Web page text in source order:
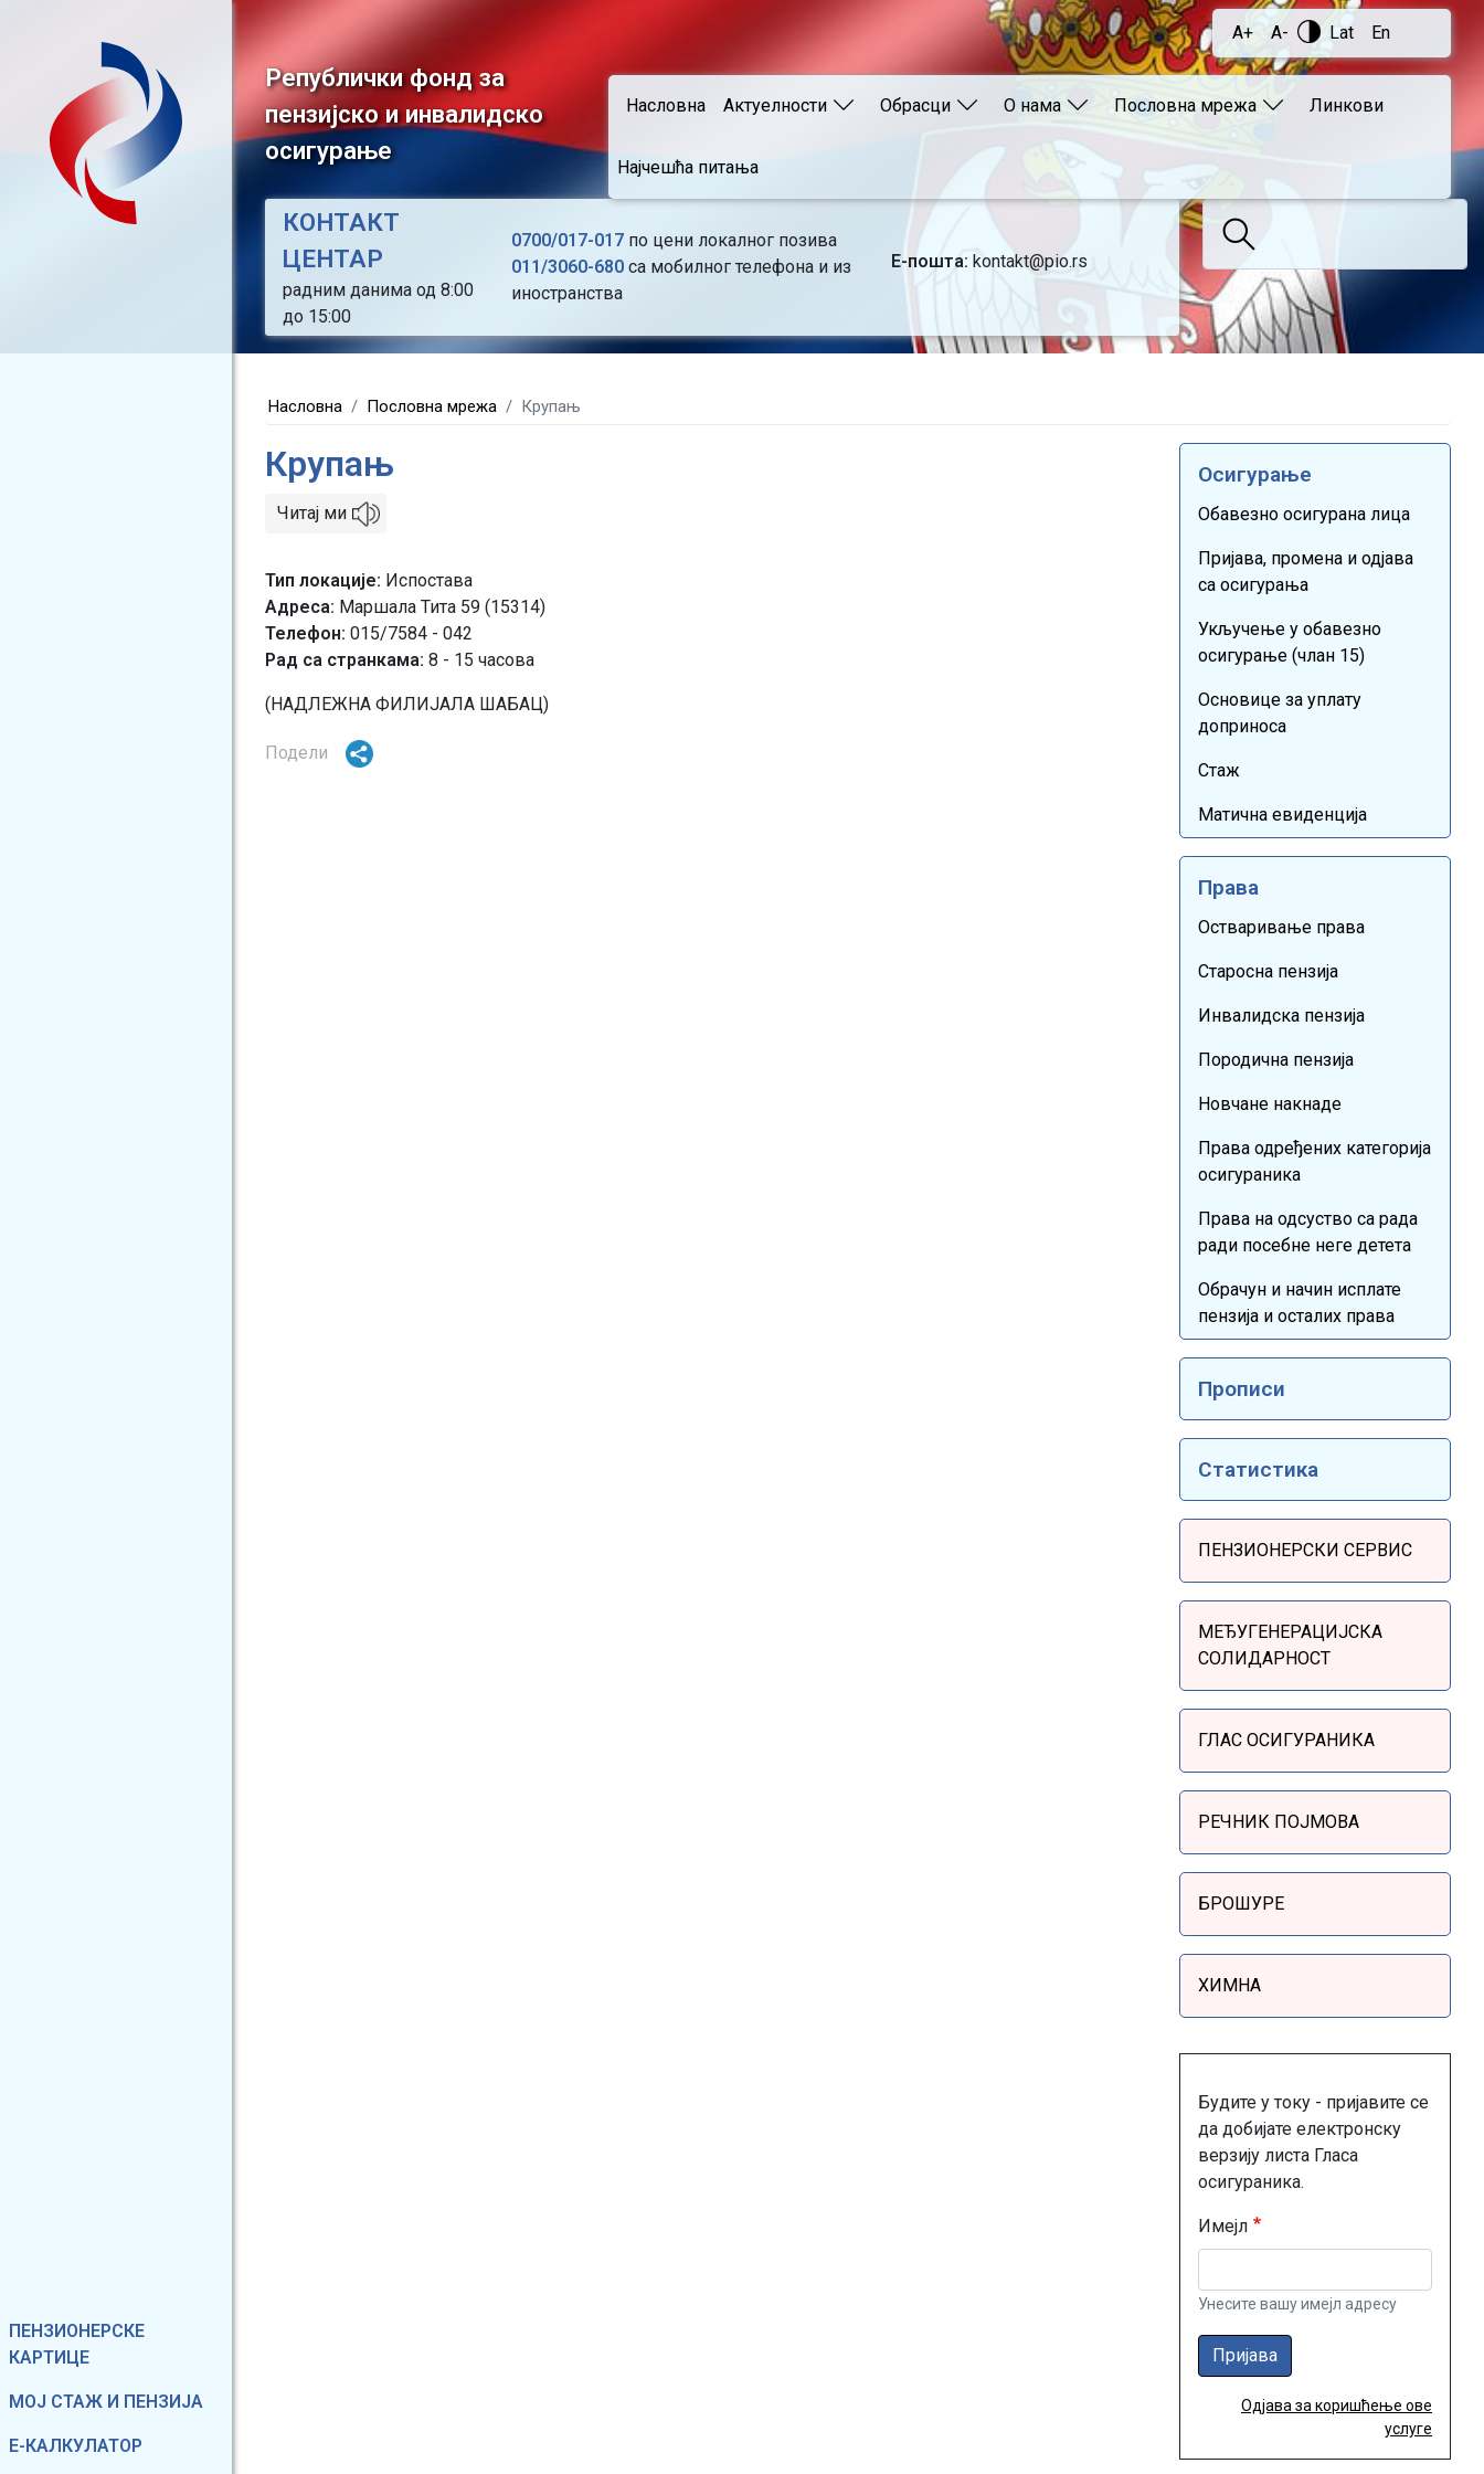
main
Фиксирани мени
ПЕНЗИОНЕРСКЕ
КАРТИЦЕ
МОЈ СТАЖ И ПЕНЗИЈА
Е-КАЛКУЛАТОР
Републички фонд за
пензијско и инвалидско
осигурање
A+ A- Lat En
Main navigation
Насловна Актуелности Обрасци О нама Пословна мрежа Линкови
Најчешћа питања
КОНТАКТ
ЦЕНТАР
радним данима од 8:00
до 15:00
0700/017-017по цени локалног позива
011/3060-680са мобилног телефона и из
иностранства
Е-пошта: kontakt@pio.rs
Насловна Пословна мрежа Крупањ
Крупањ
Читај ми
Тип локације Испостава
Адреса Маршала Тита 59 (15314)
Телефон 015/7584 - 042
Рад са странкама: 8 - 15 часова
(НАДЛЕЖНА ФИЛИЈАЛА ШАБАЦ)
Подели
Осигурање
Обавезно осигурана лица
Пријава, промена и одјава
са осигурања
Укључење у обавезно
осигурање (члан 15)
Основице за уплату
доприноса
Стаж
Матична евиденција
Права
Остваривање права
Старосна пензија
Инвалидска пензија
Породична пензија
Новчане накнаде
Права одређених категорија
осигураника
Права на одсуство са рада
ради посебне неге детета
Обрачун и начин исплате
пензија и осталих права
Прописи
Статистика
ПЕНЗИОНЕРСКИ СЕРВИС
МЕЂУГЕНЕРАЦИЈСКА
СОЛИДАРНОСТ
ГЛАС ОСИГУРАНИКА
РЕЧНИК ПОЈМОВА
БРОШУРЕ
ХИМНА
Будите у току - пријавите се
да добијате електронску
верзију листа Гласа
осигураника.
Имејл
Унесите вашу имејл адресу
Пријава
Одјава за коришћење ове
услуге